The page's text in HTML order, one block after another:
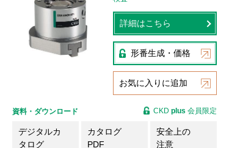
詳細はこちら
形番生成・価格
お気に入りに追加
資料・ダウンロード
デジタルカ
タログ
カタログ
PDF
安全上の
注意
CKD plus 会員限定